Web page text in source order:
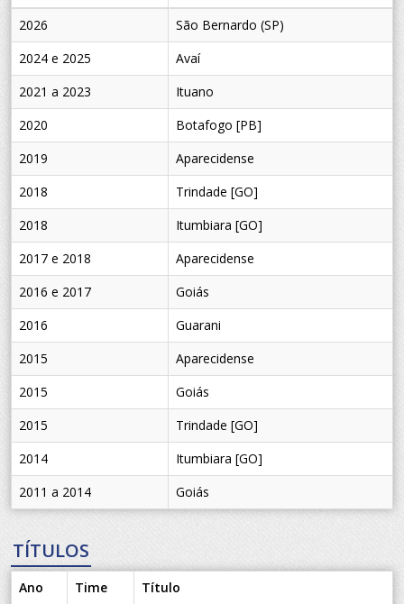
2026
São Bernardo (SP)
2024 e 2025
Avaí
2021 a 2023
Ituano
2020
Botafogo [PB]
2019
Aparecidense
2018
Trindade [GO]
2018
Itumbiara [GO]
2017 e 2018
Aparecidense
2016 e 2017
Goiás
2016
Guarani
2015
Aparecidense
2015
Goiás
2015
Trindade [GO]
2014
Itumbiara [GO]
2011 a 2014
Goiás
TÍTULOS
Ano Time Título